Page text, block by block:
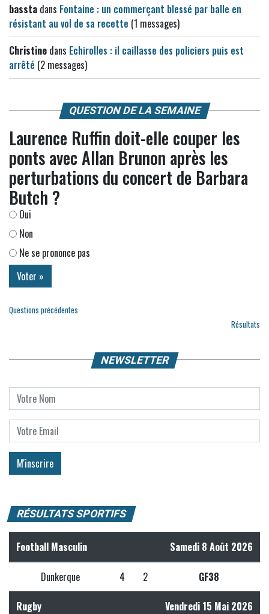
bassta dans Fontaine : un commerçant blessé par balle en
résistant au vol de sa recette (1 messages)
Christine dans Echirolles : il caillasse des policiers puis est
arrêté (2 messages)
QUESTION DE LA SEMAINE
Laurence Ruffin doit-elle couper les
ponts avec Allan Brunon après les
perturbations du concert de Barbara
Butch ?
Oui
Non
Ne se prononce pas
Questions précédentes
Résultats
NEWSLETTER
RÉSULTATS SPORTIFS
Football Masculin Samedi 8 Août 2026
Dunkerque 4 2 GF38
Rugby Vendredi 15 Mai 2026